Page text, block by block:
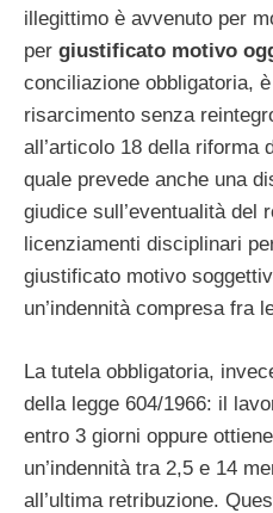
illegittimo è avvenuto per
per giustificato motivo
conciliazione obbligatoria,
risarcimento senza
all’articolo 18 della riforma
quale prevede anche una
giudice sull’eventualità del
licenziamenti disciplinari
giustificato motivo
un’indennità compresa fra
La tutela obbligatoria,
della legge 604/1966: il
entro 3 giorni oppure
un’indennità tra 2,5 e 14
all’ultima retribuzione.